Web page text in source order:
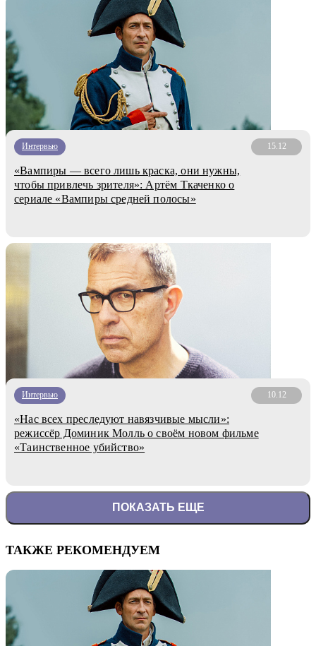
Интервью 15.12
«Вампиры — всего лишь краска, они нужны,
чтобы привлечь зрителя»: Артём Ткаченко о
сериале «Вампиры средней полосы»
Интервью 10.12
«Нас всех преследуют навязчивые мысли»:
режиссёр Доминик Молль о своём новом фильме
«Таинственное убийство»
ПОКАЗАТЬ ЕЩЕ
ТАКЖЕ РЕКОМЕНДУЕМ